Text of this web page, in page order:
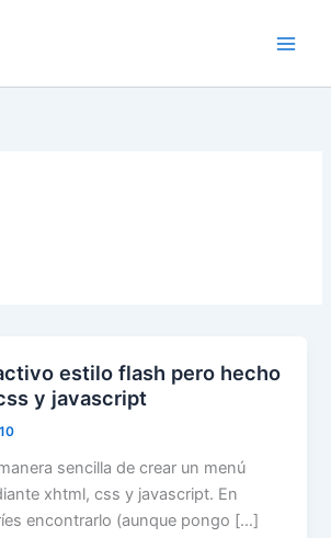
estilo flash pero hecho
y javascript
sencilla de crear un menú
xhtml, css y javascript. En
encontrarlo (aunque pongo […]